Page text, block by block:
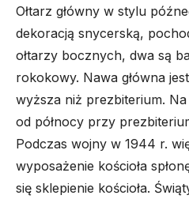
Ołtarz główny w stylu
dekoracją snycerską,
ołtarzy bocznych, dwa są
rokokowy. Nawa główna
wyższa niż prezbiterium.
od północy przy
Podczas wojny w 1944 r.
wyposażenie kościoła
się sklepienie kościoła.